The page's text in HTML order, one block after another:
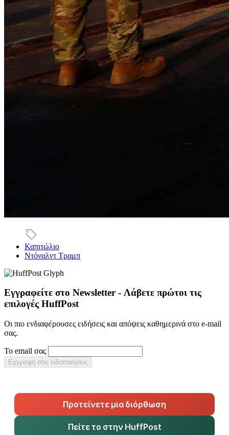
Καπιτώλιο
Ντόναλντ Τραμπ
Εγγραφείτε στο Newsletter - Λάβετε πρώτοι τις
επιλογές HuffPost
Οι πιο ενδιαφέρουσες ειδήσεις και απόψεις καθημερινά στο e-mail
σας.
Το email σας
Εγγραφή στις ειδοποιήσεις
Προτείνετε μια διόρθωση
Πείτε το στην HuffPost